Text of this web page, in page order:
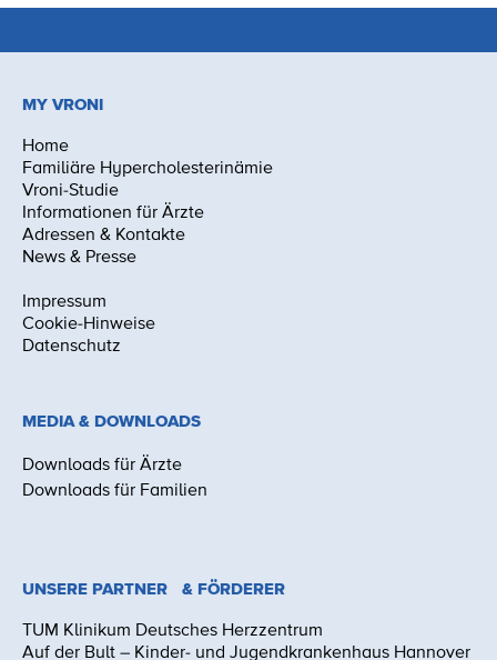
MY VRONI
Home
Familiäre Hypercholesterinämie
Vroni-Studie
Informationen für Ärzte
Adressen & Kontakte
News & Presse
Impressum
Cookie-Hinweise
Datenschutz
MEDIA & DOWNLOADS
Downloads für Ärzte
Downloads für Familien
UNSERE PARTNER & FÖRDERER
TUM Klinikum Deutsches Herzzentrum
Auf der Bult – Kinder- und Jugendkrankenhaus Hannover